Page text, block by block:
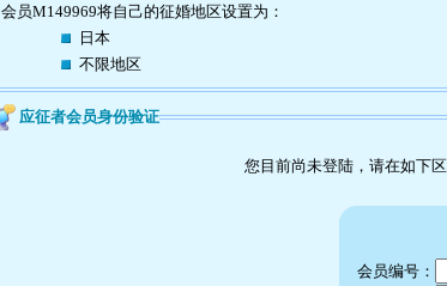
会员M149969将自己的征婚地区设置为：
日本
不限地区
应征者会员身份验证
您目前尚未登陆，请在如下
会员编号：